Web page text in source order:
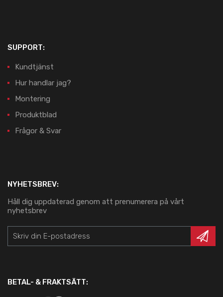
SUPPORT:
Kundtjänst
Hur handlar jag?
Montering
Produktblad
Frågor & Svar
NYHETSBREV:
Håll dig uppdaterad genom att prenumerera på vårt
nyhetsbrev
BETAL- & FRAKTSÄTT: